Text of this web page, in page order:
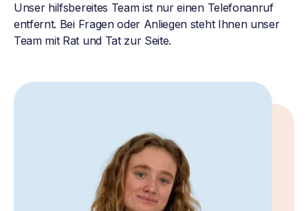
Unser hilfsbereites Team ist nur einen Telefonanruf
entfernt. Bei Fragen oder Anliegen steht Ihnen unser
Team mit Rat und Tat zur Seite.